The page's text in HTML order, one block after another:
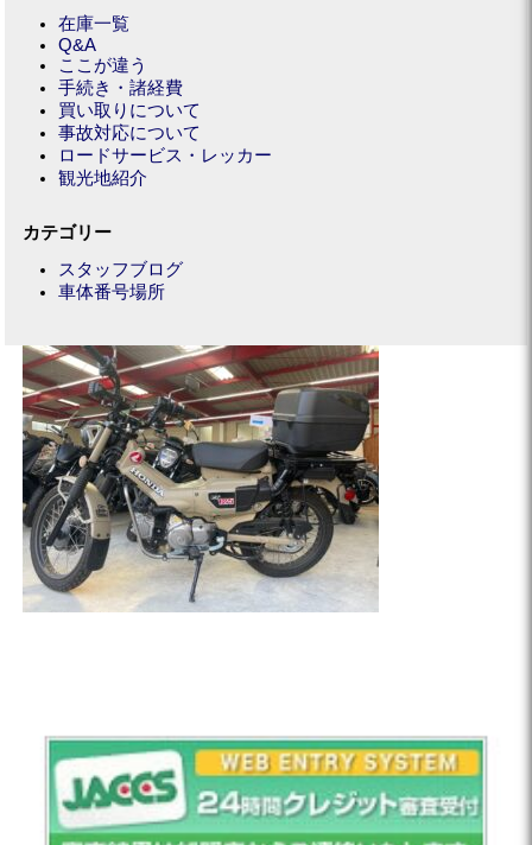
在庫一覧
Q&A
ここが違う
手続き・諸経費
買い取りについて
事故対応について
ロードサービス・レッカー
観光地紹介
カテゴリー
スタッフブログ
車体番号場所